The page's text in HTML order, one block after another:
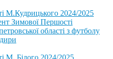
М.Кудрицького 2024/2025
Зимової Першості
області з футболу
М. Білого 2024/2025